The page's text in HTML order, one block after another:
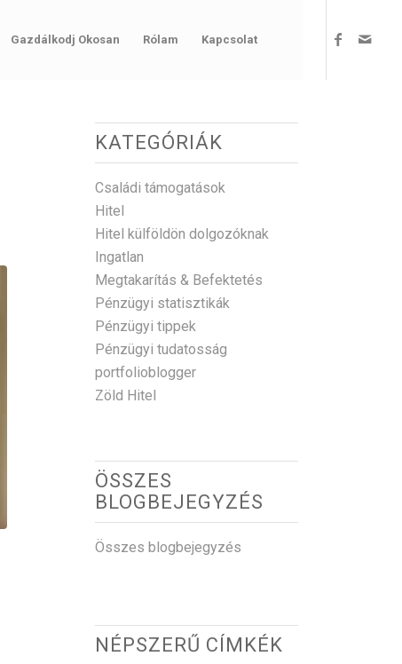
Gazdálkodj Okosan Rólam Kapcsolat
KATEGÓRIÁK
Családi támogatások
Hitel
Hitel külföldön dolgozóknak
Ingatlan
Megtakarítás & Befektetés
Pénzügyi statisztikák
Pénzügyi tippek
Pénzügyi tudatosság
portfolioblogger
Zöld Hitel
ÖSSZES
BLOGBEJEGYZÉS
Összes blogbejegyzés
NÉPSZERŰ CÍMKÉK